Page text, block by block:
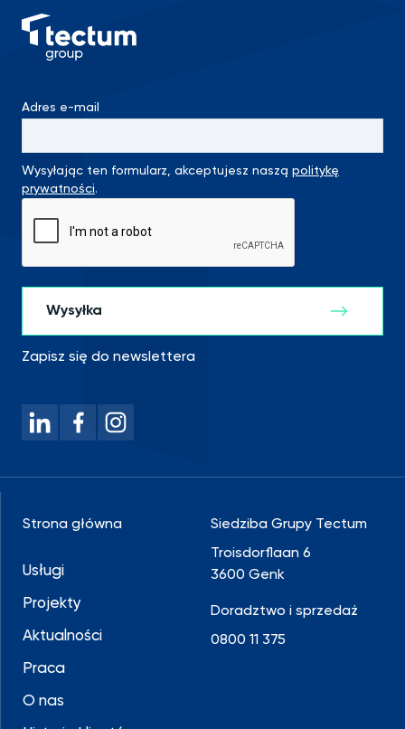
Adres e-mail
Wysyłając ten formularz, akceptujesz naszą politykę
prywatności.
Zapisz się do newslettera
Strona główna
Usługi
Projekty
Aktualności
Praca
O nas
Siedziba Grupy Tectum
Troisdorflaan 6
3600 Genk
Doradztwo i sprzedaż
0800 11 375